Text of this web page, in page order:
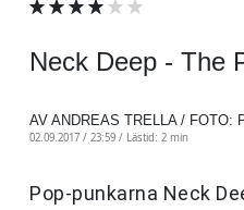
Neck Deep - The
AV ANDREAS TRELLA / FOTO:
02.09.2017 / 23:59 / Lästid: 2 min
Pop-punkarna Neck